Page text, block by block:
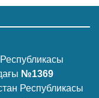
№1369
Республикасы